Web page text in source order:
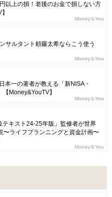
以上の損！老後のお金で損しない方
Money＆You
サルタント頼藤太希ならこう使う
Money＆You
本一の著者が教える「新NISA・
Money&YouTV】
Money＆You
テキスト24-25年版」監修者が世界
〜ライフプランニングと資金計画〜
Money＆You